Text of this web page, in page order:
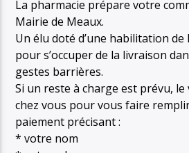
La pharmacie prépare votre
Mairie de Meaux.
Un élu doté d’une habilitation de
pour s’occuper de la livraison
gestes barrières.
Si un reste à charge est prévu,
chez vous pour vous faire
paiement précisant :
* votre nom